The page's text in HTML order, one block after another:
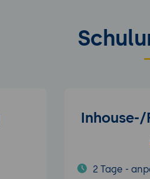
Inhouse-/
2 Tage -